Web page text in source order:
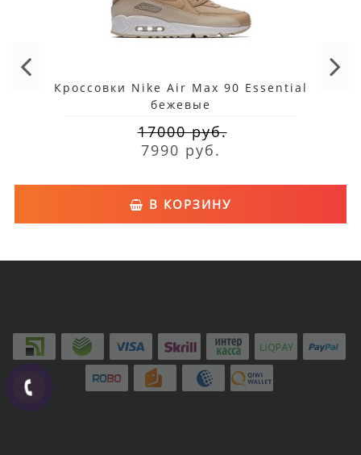
Кроссовки Nike Air Max 90 Essential
бежевые
17000 руб.
7990 руб.
В КОРЗИНУ